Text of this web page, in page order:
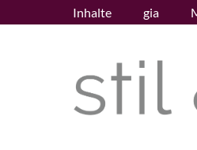
Inhalte gia